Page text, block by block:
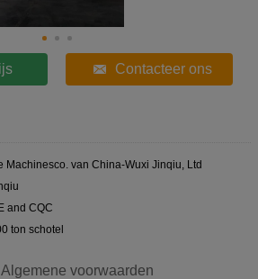
Contacteer ons
Machinesco. van China-Wuxi Jinqiu, Ltd
and CQC
ton schotel
voorwaarden